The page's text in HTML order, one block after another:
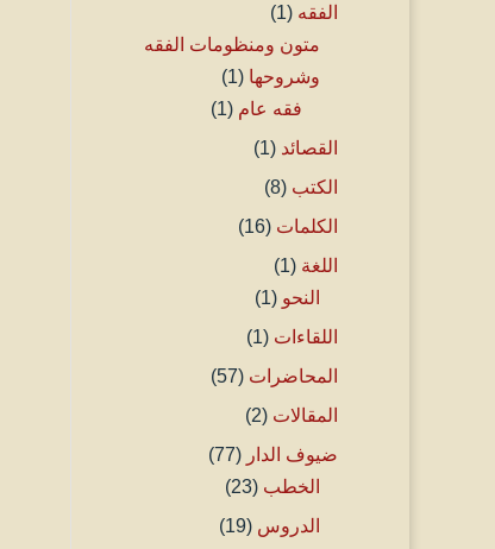
الفقه (1)
متون ومنظومات الفقه
وشروحها (1)
فقه عام (1)
القصائد (1)
الكتب (8)
الكلمات (16)
اللغة (1)
النحو (1)
اللقاءات (1)
المحاضرات (57)
المقالات (2)
ضيوف الدار (77)
الخطب (23)
الدروس (19)